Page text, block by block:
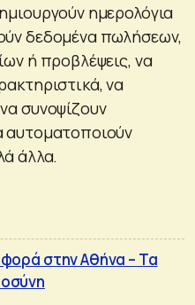
ημερολόγια
δεδομένα πωλήσεων,
ή προβλέψεις, να
να
συνοψίζουν
αυτοματοποιούν
άλλα.
στην Αθήνα – Τα